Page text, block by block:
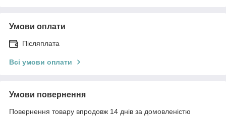
Умови оплати
Післяплата
Всі умови оплати
Умови повернення
Повернення товару впродовж 14 днів за домовленістю